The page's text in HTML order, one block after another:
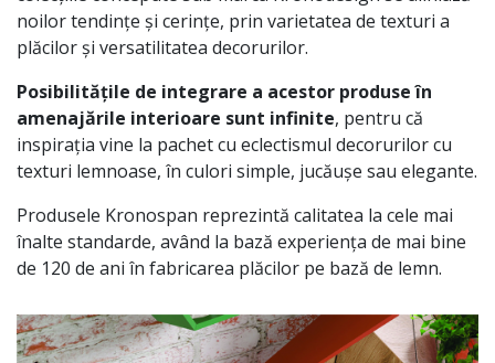
noilor tendințe și cerințe, prin varietatea de texturi a
plăcilor și versatilitatea decorurilor.
Posibilitățile de integrare a acestor produse în
amenajările interioare sunt infinite, pentru că
inspirația vine la pachet cu eclectismul decorurilor cu
texturi lemnoase, în culori simple, jucăușe sau elegante.
Produsele Kronospan reprezintă calitatea la cele mai
înalte standarde, având la bază experiența de mai bine
de 120 de ani în fabricarea plăcilor pe bază de lemn.